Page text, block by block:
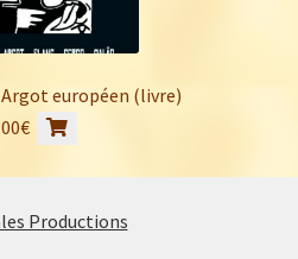
européen (livre)
€
Productions